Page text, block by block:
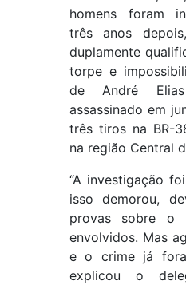
homens foram
três anos
duplamente
torpe e
de André
assassinado em
três tiros na BR-
na região Central
“A investigação
isso demorou,
provas sobre o
envolvidos. Mas
e o crime já
explicou o